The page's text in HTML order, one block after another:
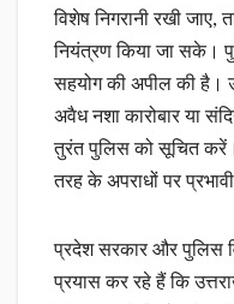
विशेष निगरानी रखी जाए,
नियंत्रण किया जा सके।
सहयोग की अपील की है।
अवैध नशा कारोबार या
तुरंत पुलिस को सूचित
तरह के अपराधों पर
प्रदेश सरकार और पुलिस
प्रयास कर रहे हैं कि